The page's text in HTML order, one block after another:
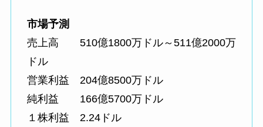
市場予測
売上高 510億1800万ドル～511億2000万
ドル
営業利益 204億8500万ドル
純利益 166億5700万ドル
１株利益 2.24ドル